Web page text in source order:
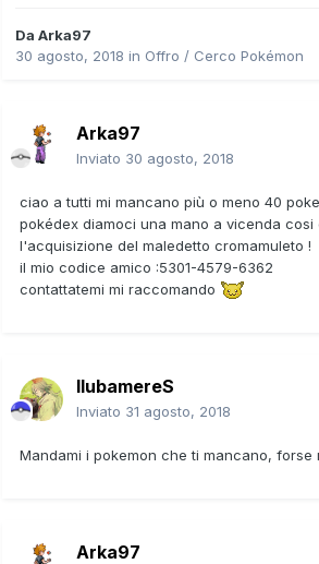
Da Arka97
30 agosto, 2018 in Offro / Cerco Pokémon
Arka97
Inviato 30 agosto, 2018
ciao a tutti mi mancano più o meno 40
pokédex diamoci una mano a vicenda cosi
l'acquisizione del maledetto cromamuleto !
il mio codice amico :5301-4579-6362
contattatemi mi raccomando
llubamereS
Inviato 31 agosto, 2018
Mandami i pokemon che ti mancano, forse
Arka97